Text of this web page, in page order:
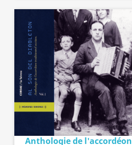
Anthologie de l'accordéon